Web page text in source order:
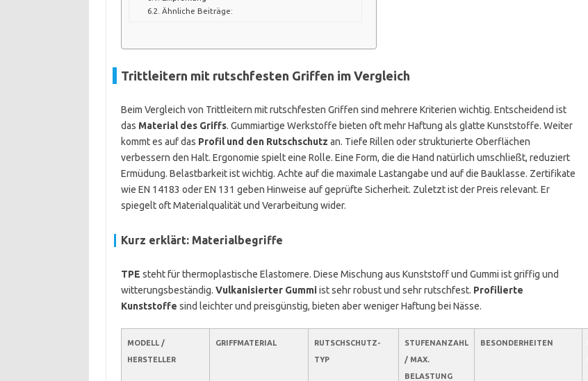
Ähnliche Beiträge:
Trittleitern mit rutschfesten Griffen im Vergleich
Beim Vergleich von Trittleitern mit rutschfesten Griffen sind mehrere Kriterien wichtig. Entscheidend ist
das Material des Griffs. Gummiartige Werkstoffe bieten oft mehr Haftung als glatte Kunststoffe. Weiter
kommt es auf das Profil und den Rutschschutz an. Tiefe Rillen oder strukturierte Oberflächen
verbessern den Halt. Ergonomie spielt eine Rolle. Eine Form, die die Hand natürlich umschließt, reduziert
Ermüdung. Belastbarkeit ist wichtig. Achte auf die maximale Lastangabe und auf die Bauklasse. Zertifikate
wie EN 14183 oder EN 131 geben Hinweise auf geprüfte Sicherheit. Zuletzt ist der Preis relevant. Er
spiegelt oft Materialqualität und Verarbeitung wider.
Kurz erklärt: Materialbegriffe
TPE steht für thermoplastische Elastomere. Diese Mischung aus Kunststoff und Gummi ist griffig und
witterungsbeständig. Vulkanisierter Gummiist sehr robust und sehr rutschfest. Profilierte
Kunststoffe sind leichter und preisgünstig, bieten aber weniger Haftung bei Nässe.
MODELL /
HERSTELLER
GRIFFMATERIAL
RUTSCHSCHUTZ-
TYP
STUFENANZAHL
/ MAX.
BELASTUNG
BESONDERHEITEN